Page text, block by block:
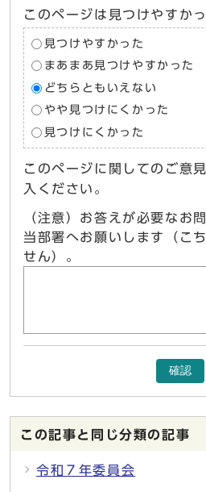
このページは見つけやすか
見つけやすかった
まあまあ見つけやすかった
どちらともいえない
やや見つけにくかった
見つけにくかった
このページに関してのご意
入ください。
（注意）お答えが必要なお
当部署へお願いします（こ
せん）。
確認
この記事と同じ分類の記事
令和７年委員会